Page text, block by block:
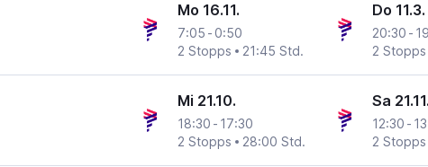
Mo 16.11.
7:05 - 0:50
2 Stopps
21:45 Std.
Do 11.3.
20:30 -
2 Stopps
Mi 21.10.
18:30 - 17:30
2 Stopps
28:00 Std.
Sa 21.11.
12:30 -
2 Stopps